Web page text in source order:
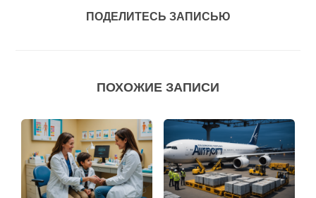
ПОДЕЛИТЕСЬ ЗАПИСЬЮ
ПОХОЖИЕ ЗАПИСИ